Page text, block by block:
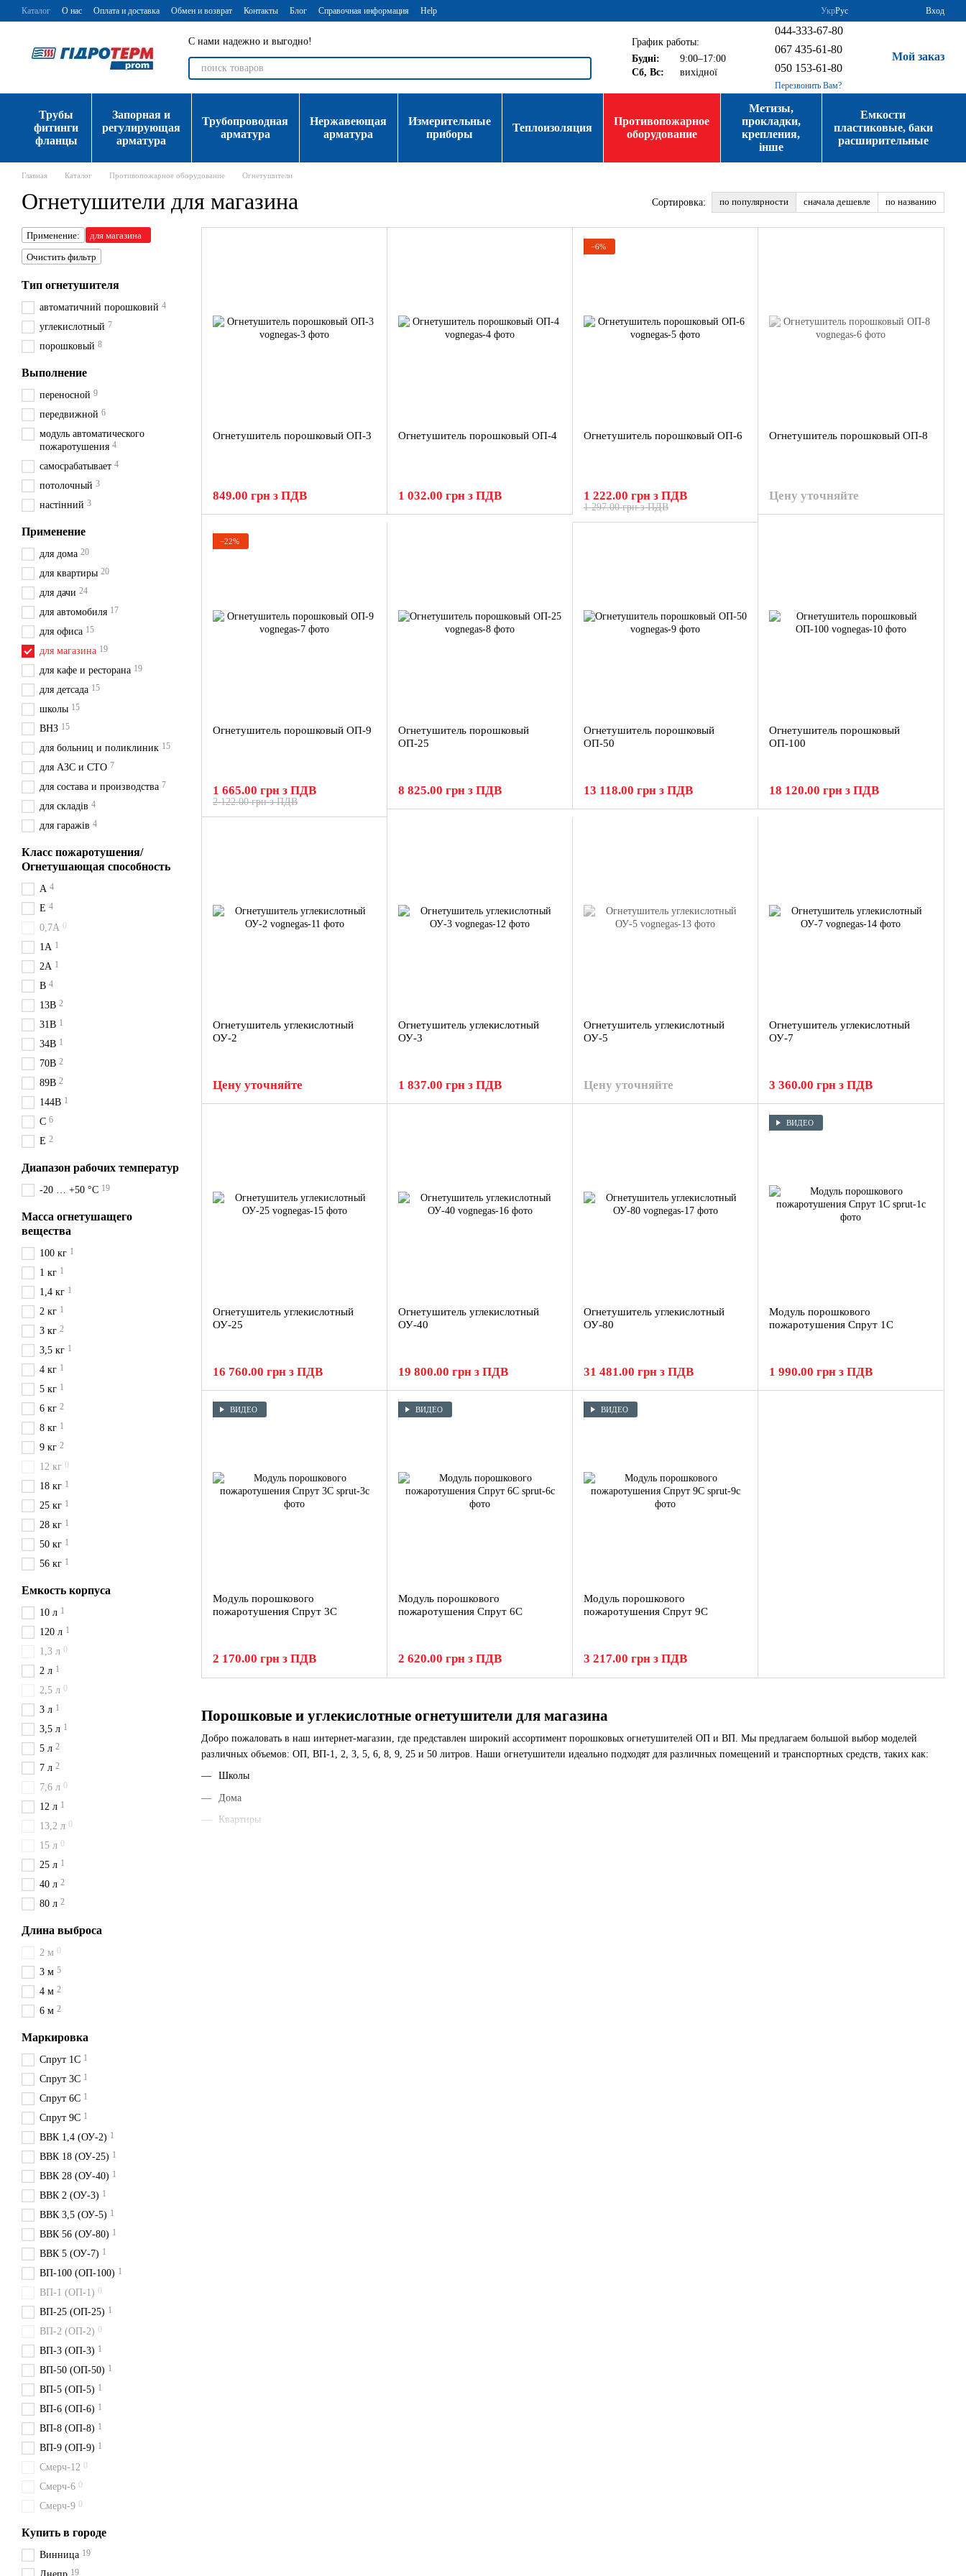
Перейти к основному контенту
Каталог О нас Оплата и доставка Обмен и возврат Контакты Блог Справочная информация Help УкрРус Вход
С нами надежно и выгодно!
График работы:
Будні:
9:00–17:00
Сб, Вс:
вихідної
044-333-67-80
067 435-61-80
050 153-61-80
Перезвонить Вам?
Мой заказ
Трубы
фитинги
фланцы
Запорная и
регулирующая
арматура
Трубопроводная
арматура
Нержавеющая
арматура
Измерительные
приборы
Теплоизоляция
Противопожарное
оборудование
Метизы,
прокладки,
крепления,
інше
Емкости
пластиковые, баки
расширительные
Главная Каталог Противопожарное оборудование Огнетушители
Огнетушители для магазина Сортировка: по популярности сначала дешевле по названию
Порошковые и углекислотные огнетушители для магазина
Добро пожаловать в наш интернет-магазин, где представлен широкий ассортимент порошковых огнетушителей ОП и ВП. Мы предлагаем большой выбор моделей
различных объемов: ОП, ВП-1, 2, 3, 5, 6, 8, 9, 25 и 50 литров. Наши огнетушители идеально подходят для различных помещений и транспортных средств, таких как:
Школы
Дома
Квартиры
Огнетушитель порошковый ОП-3
849.00 грн з ПДВ
Огнетушитель порошковый ОП-4
1 032.00 грн з ПДВ
−6%
Огнетушитель порошковый ОП-6
1 297.00 грн з ПДВ
1 222.00 грн з ПДВ
Огнетушитель порошковый ОП-8
Цену уточняйте
−22%
Огнетушитель порошковый ОП-9
2 122.00 грн з ПДВ
1 665.00 грн з ПДВ
Огнетушитель порошковый
ОП-25
8 825.00 грн з ПДВ
Огнетушитель порошковый
ОП-50
13 118.00 грн з ПДВ
Огнетушитель порошковый
ОП-100
18 120.00 грн з ПДВ
Огнетушитель углекислотный
ОУ-2
Цену уточняйте
Огнетушитель углекислотный
ОУ-3
1 837.00 грн з ПДВ
Огнетушитель углекислотный
ОУ-5
Цену уточняйте
Огнетушитель углекислотный
ОУ-7
3 360.00 грн з ПДВ
Огнетушитель углекислотный
ОУ-25
16 760.00 грн з ПДВ
Огнетушитель углекислотный
ОУ-40
19 800.00 грн з ПДВ
Огнетушитель углекислотный
ОУ-80
31 481.00 грн з ПДВ
ВИДЕО
Модуль порошкового
пожаротушения Спрут 1С
1 990.00 грн з ПДВ
ВИДЕО
Модуль порошкового
пожаротушения Спрут 3С
2 170.00 грн з ПДВ
ВИДЕО
Модуль порошкового
пожаротушения Спрут 6С
2 620.00 грн з ПДВ
ВИДЕО
Модуль порошкового
пожаротушения Спрут 9С
3 217.00 грн з ПДВ
Применение:
для магазина
Очистить фильтр
Тип огнетушителя
автоматичний порошковий 4
углекислотный 7
порошковый 8
Выполнение
переносной 9
передвижной 6
модуль автоматического
пожаротушения 4
самосрабатывает 4
потолочный 3
настінний 3
Применение
для дома 20
для квартиры 20
для дачи 24
для автомобиля 17
для офиса 15
для магазина 19
для кафе и ресторана 19
для детсада 15
школы 15
ВНЗ 15
для больниц и поликлиник 15
для АЗС и СТО 7
для состава и производства 7
для складів 4
для гаражів 4
Класс пожаротушения/
Огнетушающая способность
A 4
Е 4
0,7А 0
1A 1
2A 1
B 4
13B 2
31B 1
34B 1
70B 2
89B 2
144B 1
C 6
E 2
Диапазон рабочих температур
-20 … +50 °C 19
Масса огнетушащего
вещества
100 кг 1
1 кг 1
1,4 кг 1
2 кг 1
3 кг 2
3,5 кг 1
4 кг 1
5 кг 1
6 кг 2
8 кг 1
9 кг 2
12 кг 0
18 кг 1
25 кг 1
28 кг 1
50 кг 1
56 кг 1
Емкость корпуса
10 л 1
120 л 1
1,3 л 0
2 л 1
2,5 л 0
3 л 1
3,5 л 1
5 л 2
7 л 2
7,6 л 0
12 л 1
13,2 л 0
15 л 0
25 л 1
40 л 2
80 л 2
Длина выброса
2 м 0
3 м 5
4 м 2
6 м 2
Маркировка
Спрут 1С 1
Спрут 3С 1
Спрут 6С 1
Спрут 9С 1
ВВК 1,4 (ОУ-2) 1
ВВК 18 (ОУ-25) 1
ВВК 28 (ОУ-40) 1
ВВК 2 (ОУ-3) 1
ВВК 3,5 (ОУ-5) 1
ВВК 56 (ОУ-80) 1
ВВК 5 (ОУ-7) 1
ВП-100 (ОП-100) 1
ВП-1 (ОП-1) 0
ВП-25 (ОП-25) 1
ВП-2 (ОП-2) 0
ВП-3 (ОП-3) 1
ВП-50 (ОП-50) 1
ВП-5 (ОП-5) 1
ВП-6 (ОП-6) 1
ВП-8 (ОП-8) 1
ВП-9 (ОП-9) 1
Смерч-12 0
Смерч-6 0
Смерч-9 0
Купить в городе
Винница 19
19